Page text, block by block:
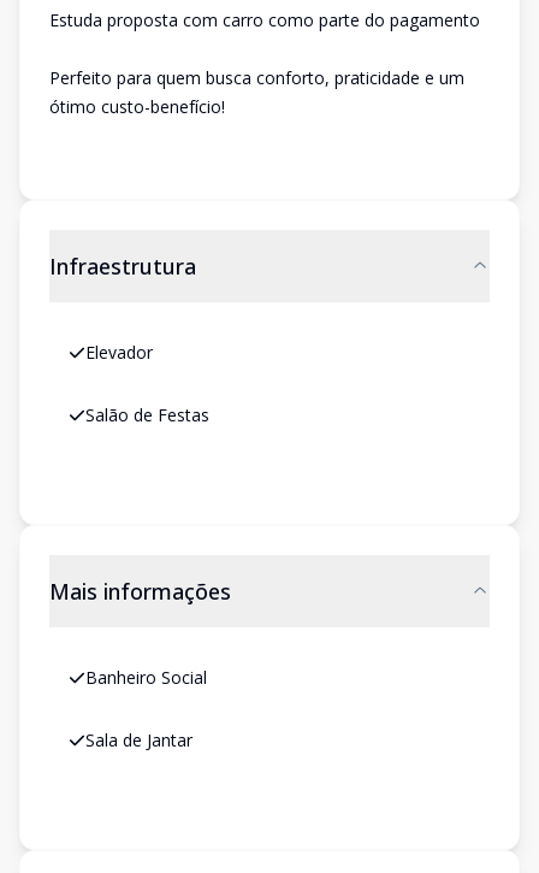
Estuda proposta com carro como parte do pagamento
Perfeito para quem busca conforto, praticidade e um
ótimo custo-benefício!
Infraestrutura
Elevador
Salão de Festas
Mais informações
Banheiro Social
Sala de Jantar